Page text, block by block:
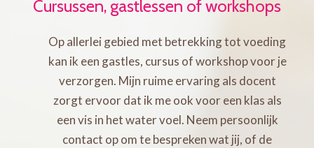
Cursussen, gastlessen of workshops
Op allerlei gebied met betrekking tot voeding
kan ik een gastles, cursus of workshop voor je
verzorgen. Mijn ruime ervaring als docent
zorgt ervoor dat ik me ook voor een klas als
een vis in het water voel. Neem persoonlijk
contact op om te bespreken wat jij, of de